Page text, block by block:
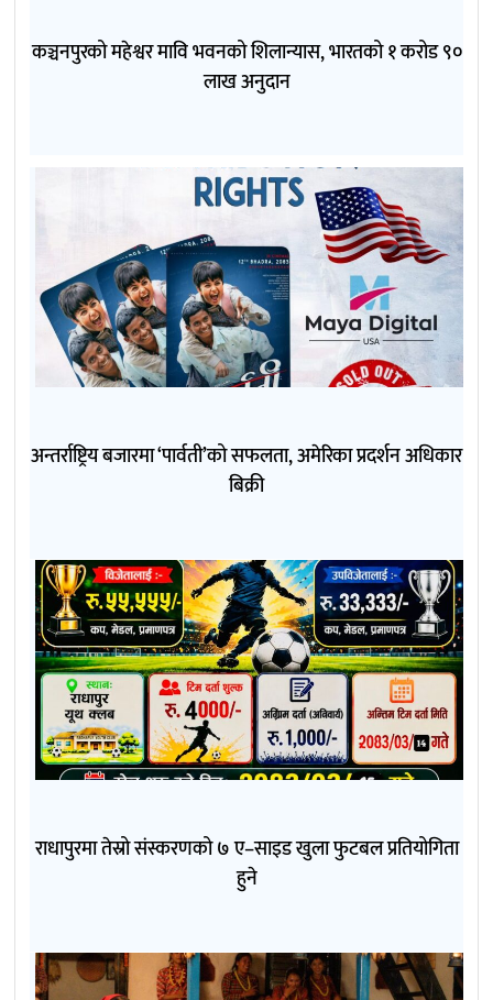
कञ्चनपुरको महेश्वर मावि भवनको शिलान्यास, भारतको १ करोड ९०
लाख अनुदान
अन्तर्राष्ट्रिय बजारमा ‘पार्वती’को सफलता, अमेरिका प्रदर्शन अधिकार
बिक्री
राधापुरमा तेस्रो संस्करणको ७ ए–साइड खुला फुटबल प्रतियोगिता
हुने